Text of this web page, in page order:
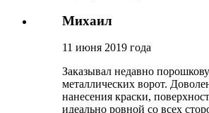
Михаил
11 июня 2019 года
Заказывал недавно
металлических ворот.
нанесения краски,
идеально ровной со всех